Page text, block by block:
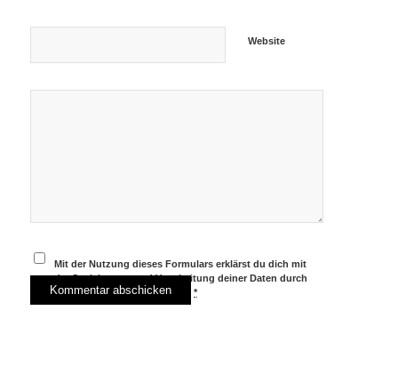
Website
Mit der Nutzung dieses Formulars erklärst du dich mit
der Speicherung und Verarbeitung deiner Daten durch
diese Website einverstanden.*